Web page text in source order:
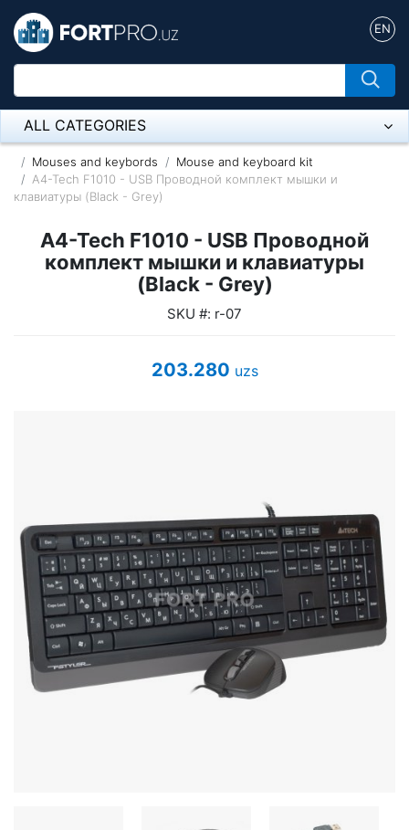
EN
ALL CATEGORIES
Микрофон
Напольные розетки
Оборудование Mikrotik
Пылесос
Headphones
Mouses and keybords
Cooling systems
Server equipment
Video conferencing
Mouses and keybords
Mouse and keyboard kit
A4-Tech F1010 - USB Проводной комплект мышки и
клавиатуры (Black - Grey)
A4-Tech F1010 - USB Проводной
комплект мышки и клавиатуры
(Black - Grey)
SKU #: r-07
203.280 uzs